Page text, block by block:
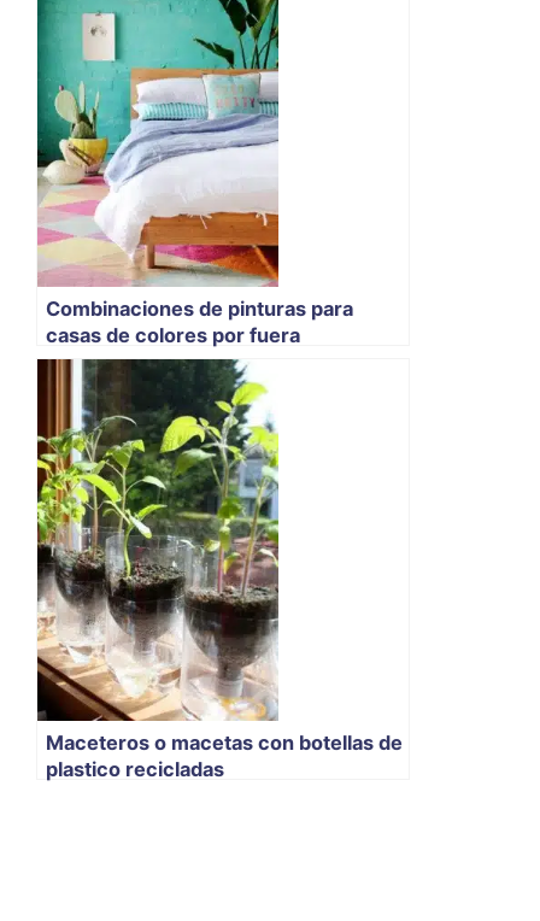
Combinaciones de pinturas para
casas de colores por fuera
Maceteros o macetas con botellas de
plastico recicladas